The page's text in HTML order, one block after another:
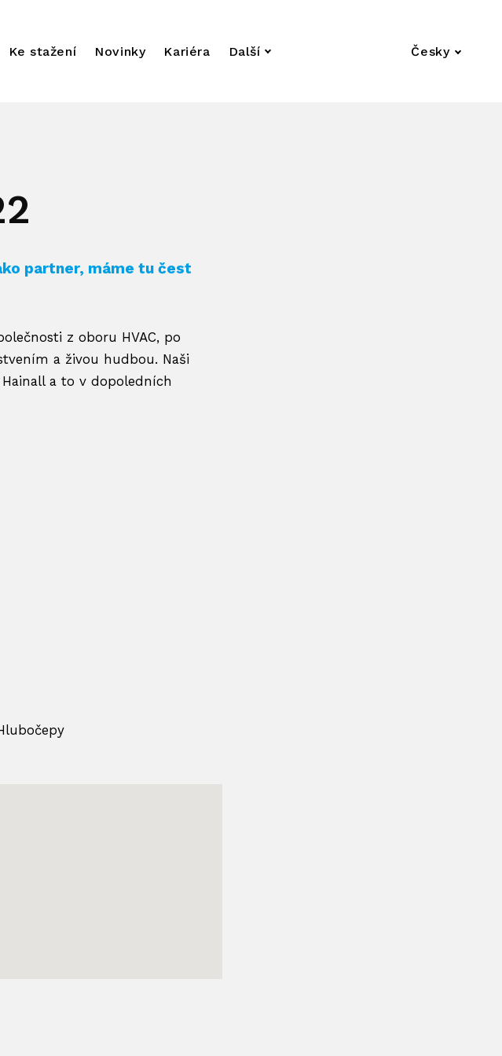
Ke stažení Novinky Kariéra Další Česky
partner, máme tu čest
z oboru HVAC, po
a živou hudbou. Naši
a to v dopoledních